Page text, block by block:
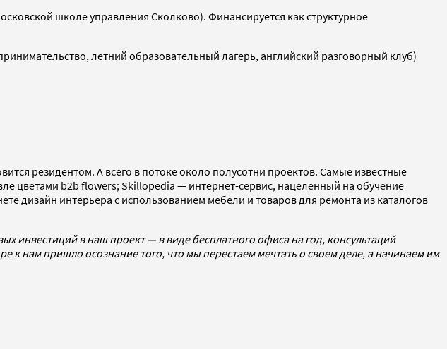
школе управления Сколково). Финансируется как структурное
летний образовательный лагерь, английский разговорный клуб)
резидентом. А всего в потоке около полусотни проектов. Самые известные
цветами b2b flowers; Skillopedia — интернет-сервис, нацеленный на обучение
дизайн интерьера с использованием мебели и товаров для ремонта из каталогов
инвестиций в наш проект — в виде бесплатного офиса на год, консультаций
к нам пришло осознание того, что мы перестаем мечтать о своем деле, а начинаем им